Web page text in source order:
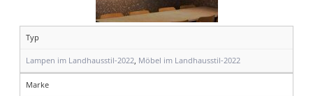
Typ
Lampen im Landhausstil-2022 Möbel im Landhausstil-2022
Marke